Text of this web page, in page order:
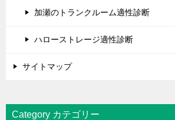
加瀬のトランクルーム適性診断
ハローストレージ適性診断
サイトマップ
Category カテゴリー